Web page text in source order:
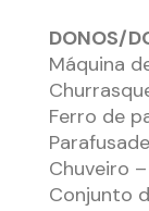
DONOS/
Máquina
Ferro de
Chuveiro
Conjunto